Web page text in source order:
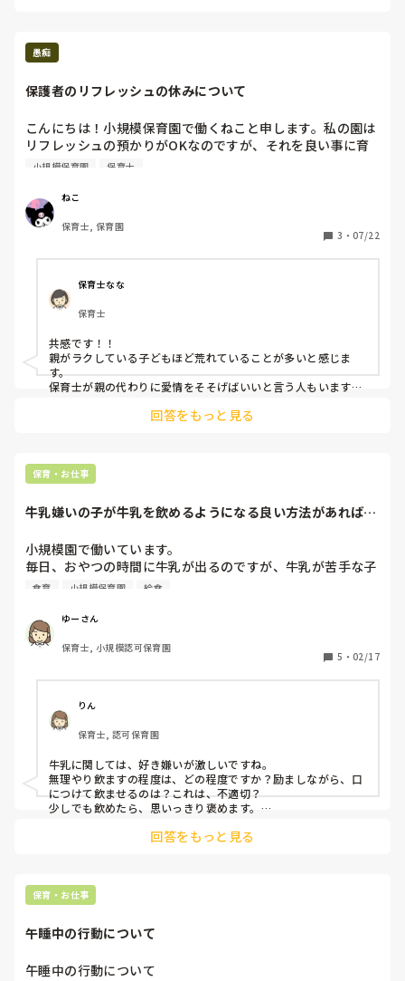
愚痴
保護者のリフレッシュの休みについて
こんにちは！小規模保育園で働くねこと申します。私の園は
リフレッシュの預かりがOKなのですが、それを良い事に育
休中の方が週6で預かりをしています。休みは日曜、祝日の
動をしたりと気持ちが徐々に不安定となっています。それと
保護者の方は上の子可愛くない症候群の傾向が強く子どもの
様子を伝えても素っ気ない感じで悲しくなりました。自治体
や地域によって預かり方はバラバラだと思いますが、育休中
の方はせめて土曜日は休みにして欲しいなと思います。
小規模保育園 保育士
ねこ
保育士, 保育園
3 ・ 07/22
保育士なな
保育士
共感です！！
親がラクしている子どもほど荒れていることが多いと感じま
す。
保育士が親の代わりに愛情をそそげばいいと言う人もいます
回答をもっと見る
保育・お仕事
牛乳嫌いの子が牛乳を飲めるようになる良い方法があれば教
小規模園で働いています。
毎日、おやつの時間に牛乳が出るのですが、牛乳が苦手な子
が多いです。
れないというのは、不適切保育の観点でも避けているのです
が、少しずつ飲めるようになってもらえたらと思っていま
す。
子どもたちに牛乳を飲んでもらえる良い方法があれば教えて
ほしいです。
食育 小規模保育園 給食
ゆーさん
保育士, 小規模認可保育園
5 ・ 02/17
りん
保育士, 認可保育園
牛乳に関しては、好き嫌いが激しいですね。
無理やり飲ますの程度は、どの程度ですか？励ましながら、口
につけて飲ませるのは？これは、不適切？
少しでも飲めたら、思いっきり褒めます。
回答をもっと見る
保育・お仕事
午睡中の行動について
午睡中の行動について